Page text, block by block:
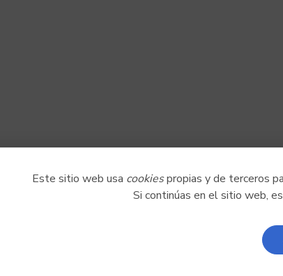
Este sitio web usa cookiespropias y de terceros
Si continúas en el sitio web,